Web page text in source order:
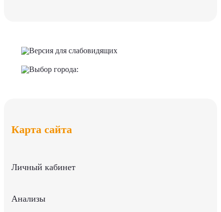
Версия для слабовидящих
Выбор города:
Карта сайта
Личный кабинет
Анализы